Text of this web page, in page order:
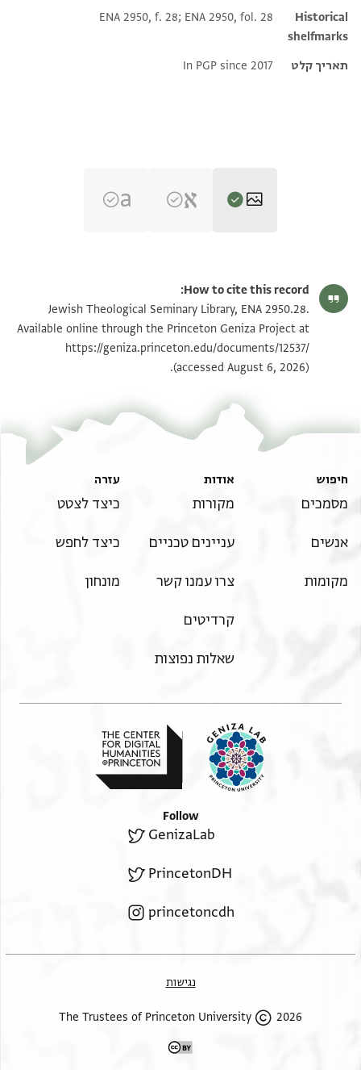
Historical
shelfmarks
ENA 2950, f. 28; ENA 2950, fol. 28
תאריך קלט In PGP since 2017
ENA 2950.28 verso הגדל וסובב
תנאי היתר שימוש בתצלום
How to cite this record:
Jewish Theological Seminary Library, ENA 2950.28.
Available online through the Princeton Geniza Project at
https://geniza.princeton.edu/documents/12537/
(accessed August 6, 2026).
חיפוש
מסמכים
אנשים
מקומות
אודות
מקורות
עניינים טכניים
צרו עמנו קשר
קרדיטים
שאלות נפוצות
עזרה
כיצד לצטט
כיצד לחפש
מונחון
Follow
GenizaLab
PrincetonDH
princetoncdh
נגישות
2026 The Trustees of Princeton University